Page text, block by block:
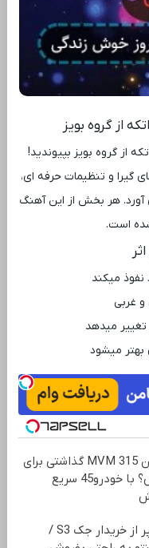
از گروه بویز
از گروه بویز بپیوندید!
گیرا و تنظیمات حرفه ‌ای،
آورد. هر بخش از این آهنگ
است.
میکند
غربی
تغییر میدهد
بهتر میشود
ماشین MVM 315 گذاشتی برای
فروش؟ با خودرو45 سریع
بازار پر از خریدار جک S3 /